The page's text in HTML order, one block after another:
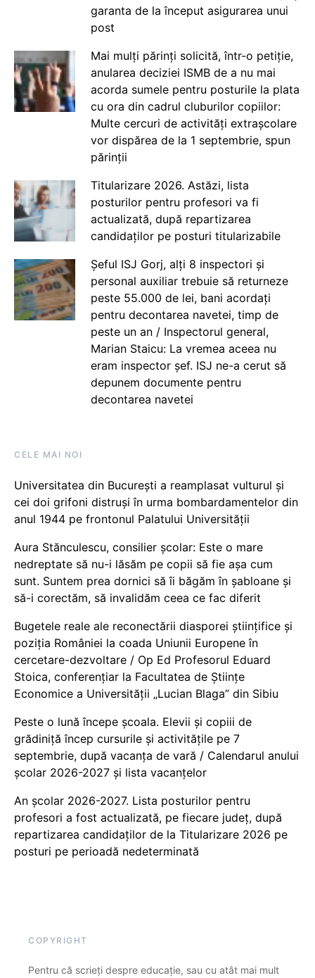
garanta de la început asigurarea unui
post
Mai mulți părinți solicită, într-o petiție,
anularea deciziei ISMB de a nu mai
acorda sumele pentru posturile la plata
cu ora din cadrul cluburilor copiilor:
Multe cercuri de activități extrașcolare
vor dispărea de la 1 septembrie, spun
părinții
Titularizare 2026. Astăzi, lista
posturilor pentru profesori va fi
actualizată, după repartizarea
candidaților pe posturi titularizabile
Șeful ISJ Gorj, alți 8 inspectori și
personal auxiliar trebuie să returneze
peste 55.000 de lei, bani acordați
pentru decontarea navetei, timp de
peste un an / Inspectorul general,
Marian Staicu: La vremea aceea nu
eram inspector șef. ISJ ne-a cerut să
depunem documente pentru
decontarea navetei
CELE MAI NOI
Universitatea din București a reamplasat vulturul și
cei doi grifoni distruși în urma bombardamentelor din
anul 1944 pe frontonul Palatului Universității
Aura Stănculescu, consilier școlar: Este o mare
nedreptate să nu-i lăsăm pe copii să fie așa cum
sunt. Suntem prea dornici să îi băgăm în șabloane și
să-i corectăm, să invalidăm ceea ce fac diferit
Bugetele reale ale reconectării diasporei științifice și
poziția României la coada Uniunii Europene în
cercetare-dezvoltare / Op Ed Profesorul Eduard
Stoica, conferențiar la Facultatea de Științe
Economice a Universității „Lucian Blaga” din Sibiu
Peste o lună începe școala. Elevii și copiii de
grădiniță încep cursurile și activitățile pe 7
septembrie, după vacanța de vară / Calendarul anului
școlar 2026-2027 și lista vacanțelor
An școlar 2026-2027. Lista posturilor pentru
profesori a fost actualizată, pe fiecare județ, după
repartizarea candidaților de la Titularizare 2026 pe
posturi pe perioadă nedeterminată
COPYRIGHT
Pentru că scrieți despre educație, sau cu atât mai mult